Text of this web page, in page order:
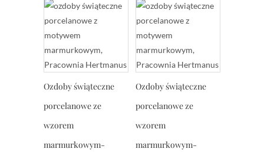
Ozdoby świąteczne
porcelanowe ze
wzorem
marmurkowym-
Ozdoby świąteczne
porcelanowe ze
wzorem
marmurkowym-